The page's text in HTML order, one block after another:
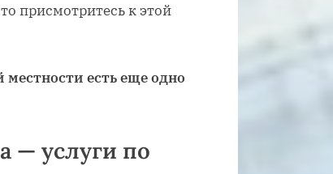
присмотритесь к этой
есть еще одно
— услуги по